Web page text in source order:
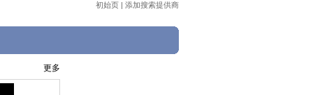
初始页 | 添加搜索提供商
更多